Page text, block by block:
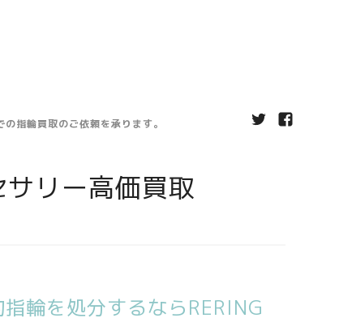
指輪買取のご依頼を承ります。
リー高価買取
輪を処分するならRERING